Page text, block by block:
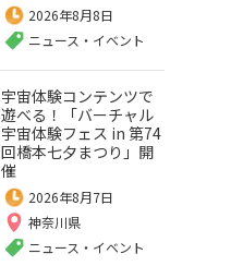
2026年8月8日
ニュース・イベント
宇宙体験コンテンツで
遊べる！「バーチャル
宇宙体験フェス in 第74
回橋本七夕まつり」開
催
2026年8月7日
神奈川県
ニュース・イベント